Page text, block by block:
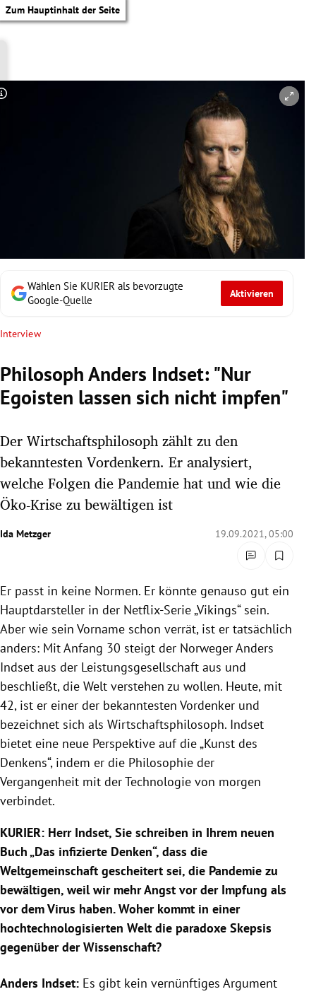
Zum Hauptinhalt der Seite
Untermenü
Untermenü
Untermenü
Untermenü
Untermenü
Untermenü
Untermenü
Untermenü
Untermenü
Wählen Sie KURIER als bevorzugte
Google-Quelle
Aktivieren
Interview
Philosoph Anders Indset: "Nur
Egoisten lassen sich nicht impfen"
Der Wirtschaftsphilosoph zählt zu den
bekanntesten Vordenkern. Er analysiert,
welche Folgen die Pandemie hat und wie die
Öko-Krise zu bewältigen ist
Ida Metzger 19.09.2021, 05:00
Copyright-Hinweis öffnen/schließen
Er passt in keine Normen. Er könnte genauso gut ein
Hauptdarsteller in der Netflix-Serie „Vikings“ sein.
Aber wie sein Vorname schon verrät, ist er tatsächlich
anders: Mit Anfang 30 steigt der Norweger Anders
Indset aus der Leistungsgesellschaft aus und
beschließt, die Welt verstehen zu wollen. Heute, mit
42, ist er einer der bekanntesten Vordenker und
bezeichnet sich als Wirtschaftsphilosoph. Indset
bietet eine neue Perspektive auf die „Kunst des
Denkens“, indem er die Philosophie der
Vergangenheit mit der Technologie von morgen
verbindet.
KURIER: Herr Indset, Sie schreiben in Ihrem neuen
Buch „Das infizierte Denken“, dass die
Weltgemeinschaft gescheitert sei, die Pandemie zu
bewältigen, weil wir mehr Angst vor der Impfung als
vor dem Virus haben. Woher kommt in einer
hochtechnologisierten Welt die paradoxe Skepsis
gegenüber der Wissenschaft?
Anders Indset: Es gibt kein vernünftiges Argument